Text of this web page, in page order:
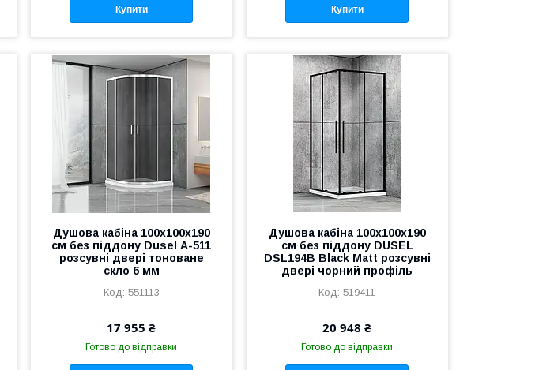
Купити Купити
Душова кабіна 100х100х190
см без піддону Dusel А-511
розсувні двері тоноване
скло 6 мм
551113
17 955 ₴
Готово до відправки
Душова кабіна 100х100х190
см без піддону DUSEL
DSL194B Black Matt розсувні
двері чорний профіль
519411
20 948 ₴
Готово до відправки